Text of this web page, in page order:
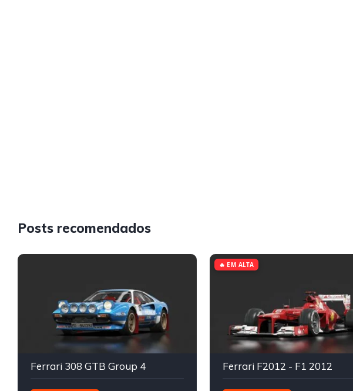
Posts recomendados
Ferrari 308 GTB Group 4 Ferrari F2012 - F1 2012
🔥 EM ALTA